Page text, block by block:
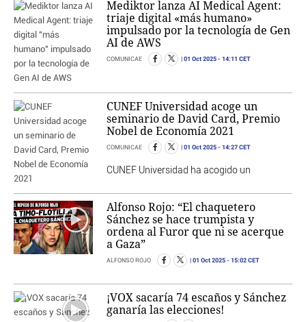
Mediktor lanza AI Medical Agent:
triaje digital «más humano»
impulsado por la tecnología de Gen
AI de AWS
COMUNICAE 01 Oct 2025 - 14:11 CET
CUNEF Universidad acoge un
seminario de David Card, Premio
Nobel de Economía 2021
COMUNICAE 01 Oct 2025 - 14:27 CET
CUNEF Universidad ha acogido un
Alfonso Rojo: “El chaquetero
Sánchez se hace trumpista y
ordena al Furor que ni se acerque
a Gaza”
ALFONSO ROJO 01 Oct 2025 - 15:02 CET
¡VOX sacaría 74 escaños y Sánchez
ganaría las elecciones!